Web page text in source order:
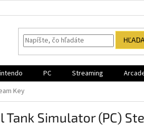
PC Streaming
Key
Tank Simulator (PC)